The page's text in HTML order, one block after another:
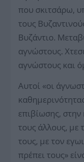
που σκιτσάρω,
τους
Βυζάντιο.
αγνώστους.
αγνώστους και
Αυτοί «οι
επιβίωσης,
τους άλλους, με
τους, με τον
πρέπει τους»